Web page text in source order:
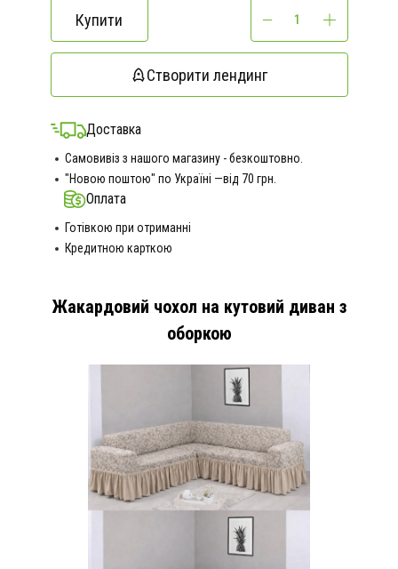
Купити
Створити лендинг
Доставка
Самовивіз з нашого магазину - безкоштовно.
"Новою поштою" по Україні —від 70 грн.
Оплата
Готівкою при отриманні
Кредитною карткою
Жакардовий чохол на кутовий диван з
оборкою